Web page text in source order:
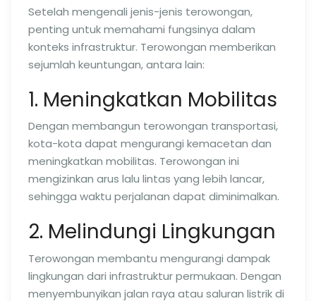
Setelah mengenali jenis-jenis terowongan,
penting untuk memahami fungsinya dalam
konteks infrastruktur. Terowongan memberikan
sejumlah keuntungan, antara lain:
1. Meningkatkan Mobilitas
Dengan membangun terowongan transportasi,
kota-kota dapat mengurangi kemacetan dan
meningkatkan mobilitas. Terowongan ini
mengizinkan arus lalu lintas yang lebih lancar,
sehingga waktu perjalanan dapat diminimalkan.
2. Melindungi Lingkungan
Terowongan membantu mengurangi dampak
lingkungan dari infrastruktur permukaan. Dengan
menyembunyikan jalan raya atau saluran listrik di